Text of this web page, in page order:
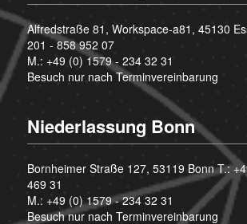
Alfredstraße 81, Workspace-a81, 45130
201 - 858 952 07
M.: +49 (0) 1579 - 234 32 31
Besuch nur nach Terminvereinbarung
Niederlassung Bonn
Bornheimer Straße 127, 53119 Bonn T.:
469 31
M.: +49 (0) 1579 - 234 32 31
Besuch nur nach Terminvereinbarung